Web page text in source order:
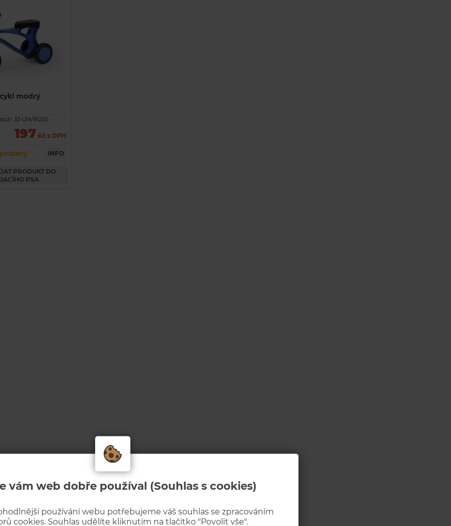
vám web dobře používal (Souhlas s cookies)
používání webu potřebujeme váš souhlas se zpracováním
cookies. Souhlas udělíte kliknutím na tlačítko "Povolit vše".
modrý
33-019/81250
197 Kč s DPH
INFO
PSA